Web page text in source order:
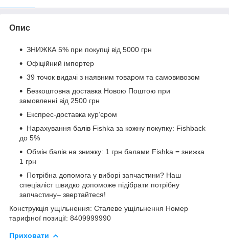
Опис
ЗНИЖКА 5% при покупці від 5000 грн
Офіційний імпортер
39 точок видачі з наявним товаром та самовивозом
Безкоштовна доставка Новою Поштою при
замовленні від 2500 грн
Експрес-доставка кур’єром
Нарахування балів Fishka за кожну покупку: Fishback
до 5%
Обмін балів на знижку: 1 грн балами Fishka = знижка
1 грн
Потрібна допомога у виборі запчастини? Наш
спеціаліст швидко допоможе підібрати потрібну
запчастину– звертайтеся!
Конструкція ущільнення: Сталеве ущільнення Номер
тарифної позиції: 8409999990
Приховати